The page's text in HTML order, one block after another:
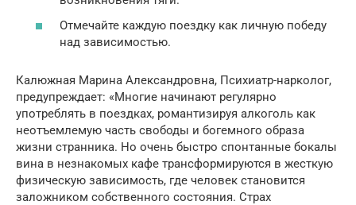
Отмечайте каждую поездку как личную победу
над зависимостью.
Калюжная Марина Александровна, Психиатр-нарколог,
предупреждает: «Многие начинают регулярно
употреблять в поездках, романтизируя алкоголь как
неотъемлемую часть свободы и богемного образа
жизни странника. Но очень быстро спонтанные бокалы
вина в незнакомых кафе трансформируются в жесткую
физическую зависимость, где человек становится
заложником собственного состояния. Страх